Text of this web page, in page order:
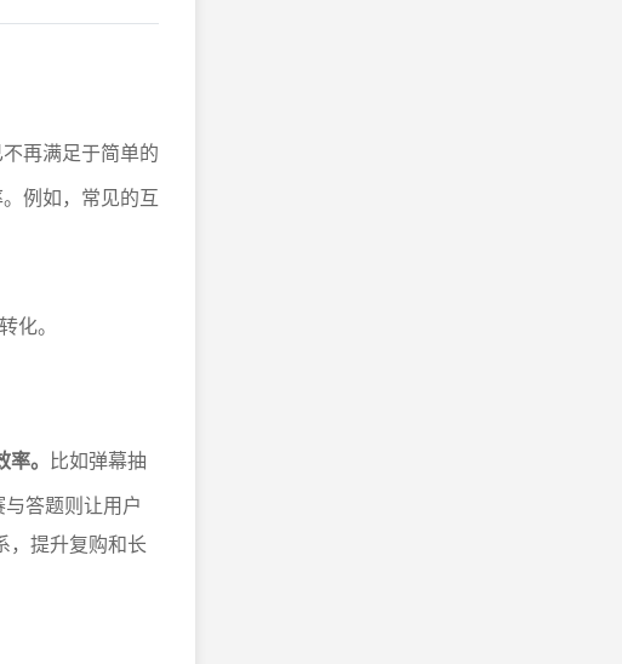
再满足于简单的
例如，常见的互
化。
。 比如弹幕抽
答题则让用户
，提升复购和长